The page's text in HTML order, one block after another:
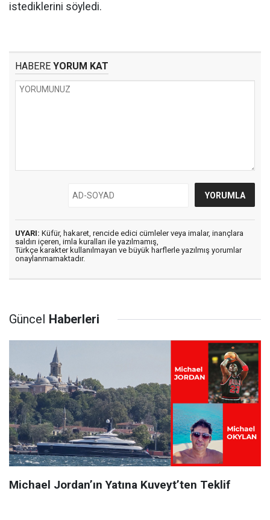
istediklerini söyledi.
HABERE YORUM KAT
UYARI: Küfür, hakaret, rencide edici cümleler veya imalar, inançlara
saldırı içeren, imla kuralları ile yazılmamış,
Türkçe karakter kullanılmayan ve büyük harflerle yazılmış yorumlar
onaylanmamaktadır.
Güncel Haberleri
Michael Jordan’ın Yatına Kuveyt’ten Teklif